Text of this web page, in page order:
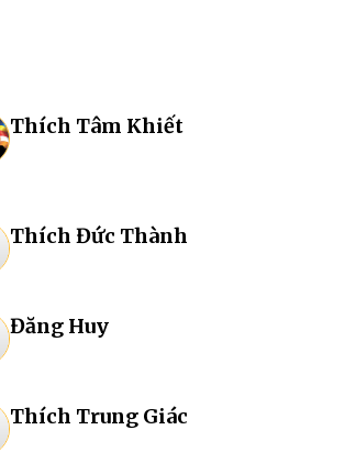
Thích Tâm Khiết
Thích Đức Thành
Đăng Huy
Thích Trung Giác